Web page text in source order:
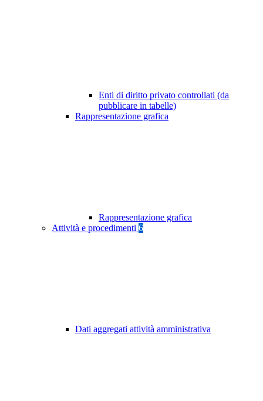
Enti di diritto privato controllati (da
pubblicare in tabelle)
Rappresentazione grafica
Rappresentazione grafica
Attività e procedimenti 6
Dati aggregati attività amministrativa